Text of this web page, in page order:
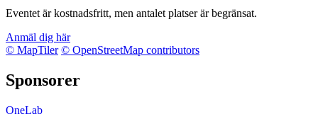
Eventet är kostnadsfritt, men antalet platser är begränsat.
Anmäl dig här
© MapTiler © OpenStreetMap contributors
Sponsorer
OneLab